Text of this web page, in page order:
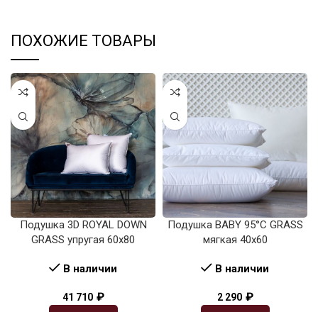
ПОХОЖИЕ ТОВАРЫ
Подушка 3D ROYAL DOWN
GRASS упругая 60х80
В наличии
41 710 ₽
Подушка BABY 95°C GRASS
мягкая 40х60
В наличии
2 290 ₽